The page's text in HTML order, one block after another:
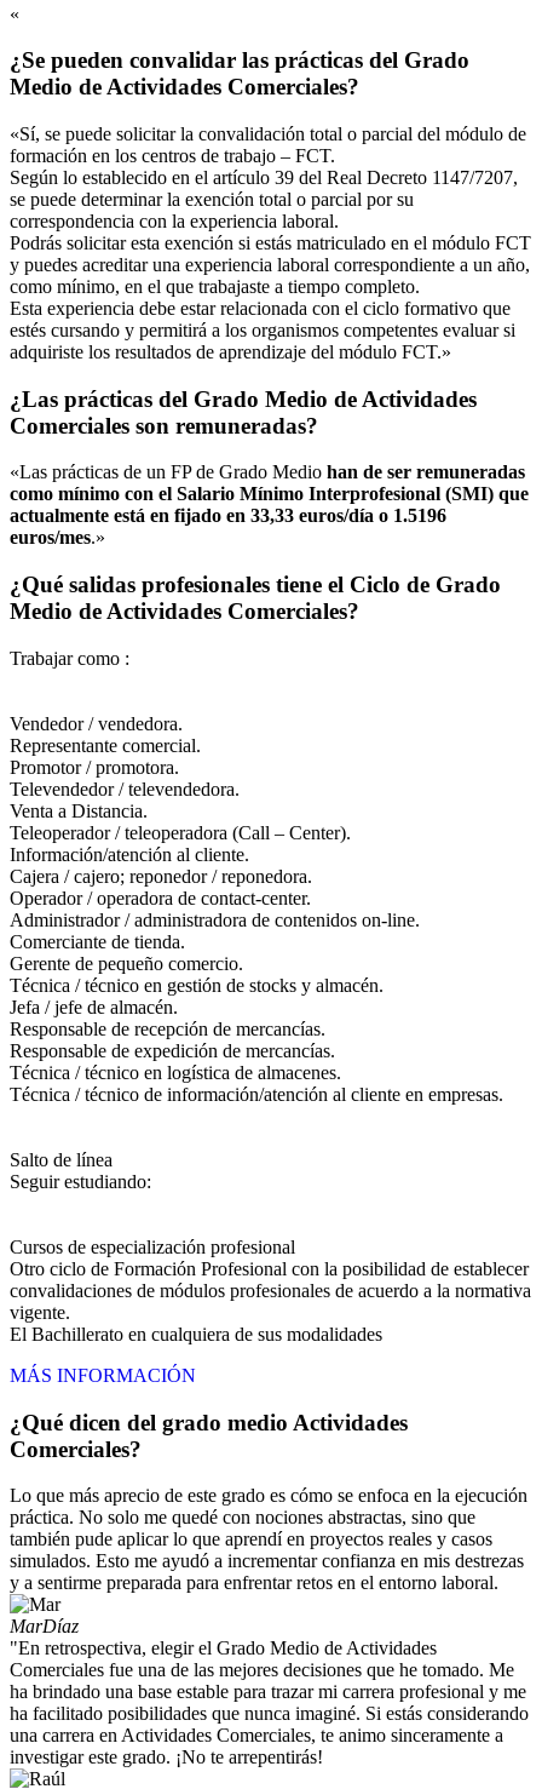
«
¿Se pueden convalidar las prácticas del Grado
Medio de Actividades Comerciales?
«Sí, se puede solicitar la convalidación total o parcial del módulo de
formación en los centros de trabajo – FCT.
Según lo establecido en el artículo 39 del Real Decreto 1147/7207,
se puede determinar la exención total o parcial por su
correspondencia con la experiencia laboral.
Podrás solicitar esta exención si estás matriculado en el módulo FCT
y puedes acreditar una experiencia laboral correspondiente a un año,
como mínimo, en el que trabajaste a tiempo completo.
Esta experiencia debe estar relacionada con el ciclo formativo que
estés cursando y permitirá a los organismos competentes evaluar si
adquiriste los resultados de aprendizaje del módulo FCT.»
¿Las prácticas del Grado Medio de Actividades
Comerciales son remuneradas?
«Las prácticas de un FP de Grado Medio han de ser remuneradas
como mínimo con el Salario Mínimo Interprofesional (SMI) que
actualmente está en fijado en 33,33 euros/día o 1.5196
euros/mes.»
¿Qué salidas profesionales tiene el Ciclo de Grado
Medio de Actividades Comerciales?
Trabajar como :
Vendedor / vendedora.
Representante comercial.
Promotor / promotora.
Televendedor / televendedora.
Venta a Distancia.
Teleoperador / teleoperadora (Call – Center).
Información/atención al cliente.
Cajera / cajero; reponedor / reponedora.
Operador / operadora de contact-center.
Administrador / administradora de contenidos on-line.
Comerciante de tienda.
Gerente de pequeño comercio.
Técnica / técnico en gestión de stocks y almacén.
Jefa / jefe de almacén.
Responsable de recepción de mercancías.
Responsable de expedición de mercancías.
Técnica / técnico en logística de almacenes.
Técnica / técnico de información/atención al cliente en empresas.
Salto de línea
Seguir estudiando:
Cursos de especialización profesional
Otro ciclo de Formación Profesional con la posibilidad de establecer
convalidaciones de módulos profesionales de acuerdo a la normativa
vigente.
El Bachillerato en cualquiera de sus modalidades
MÁS INFORMACIÓN
¿Qué dicen del grado medio Actividades
Comerciales?
Lo que más aprecio de este grado es cómo se enfoca en la ejecución
práctica. No solo me quedé con nociones abstractas, sino que
también pude aplicar lo que aprendí en proyectos reales y casos
simulados. Esto me ayudó a incrementar confianza en mis destrezas
y a sentirme preparada para enfrentar retos en el entorno laboral.
MarDíaz
"En retrospectiva, elegir el Grado Medio de Actividades
Comerciales fue una de las mejores decisiones que he tomado. Me
ha brindado una base estable para trazar mi carrera profesional y me
ha facilitado posibilidades que nunca imaginé. Si estás considerando
una carrera en Actividades Comerciales, te animo sinceramente a
investigar este grado. ¡No te arrepentirás!